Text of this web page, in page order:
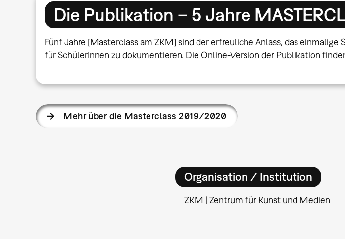
Die Publikation – 5 Jahre
Fünf Jahre [Masterclass am ZKM] sind der erfreuliche Anlass, das einmalige
für SchülerInnen zu dokumentieren. Die Online-Version der Publikation
Mehr über die Masterclass 2019/2020
Organisation / Institution
ZKM | Zentrum für Kunst und Medien